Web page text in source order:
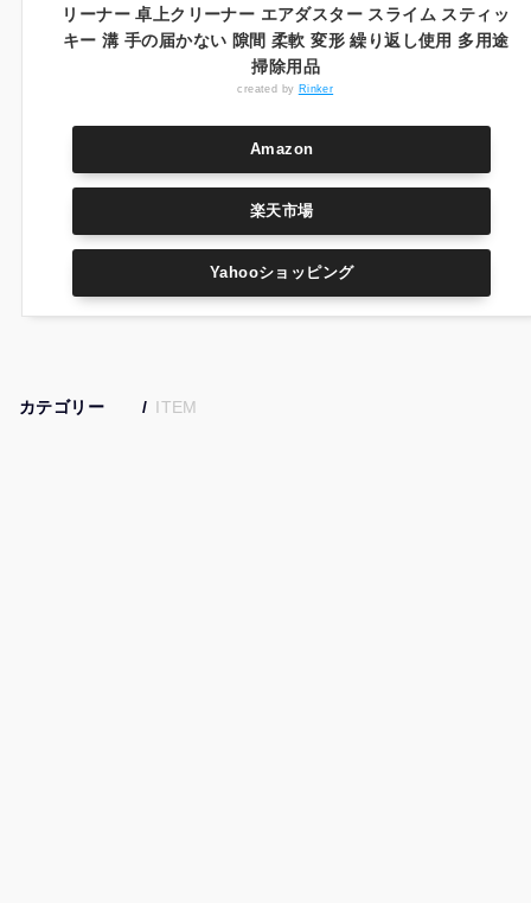
リーナー 卓上クリーナー エアダスター スライム スティッ
キー 溝 手の届かない 隙間 柔軟 変形 繰り返し使用 多用途
掃除用品
created by Rinker
Amazon
楽天市場
Yahooショッピング
カテゴリー ITEM